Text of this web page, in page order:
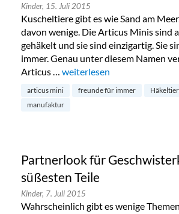
Kinder, 15. Juli 2015
Kuscheltiere gibt es wie Sand am
davon wenige. Die Articus Minis sind
gehäkelt und sie sind einzigartig. Sie
immer. Genau unter diesem Namen
Articus … „Gehäkelte Kuscheltiere:
weiterlesen
articus mini freunde für immer
manufaktur
Partnerlook für
süßesten Teile
Kinder, 7. Juli 2015
Wahrscheinlich gibt es wenige